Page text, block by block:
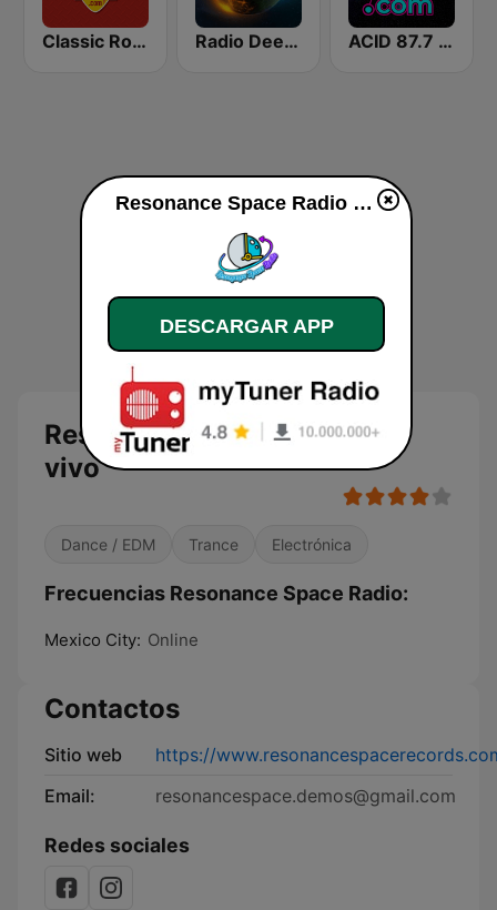
Classic Rock Universal Radio Deep Space ACID 87.7 FM Las Vegas
Resonance Space Radio en
vivo
Dance / EDM Trance Electrónica
Frecuencias Resonance Space Radio:
Mexico City: Online
Contactos
Sitio web
https://
Email:
resonancespace.demos@gmail.com
Redes sociales
Resonance Space Radio en vivo
DESCARGAR APP